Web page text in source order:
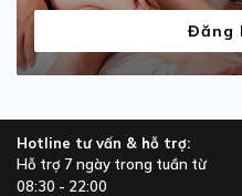
Đăng
Hotline tư vấn & hỗ trợ:
Hỗ trợ 7 ngày trong tuần từ
08:30 - 22:00